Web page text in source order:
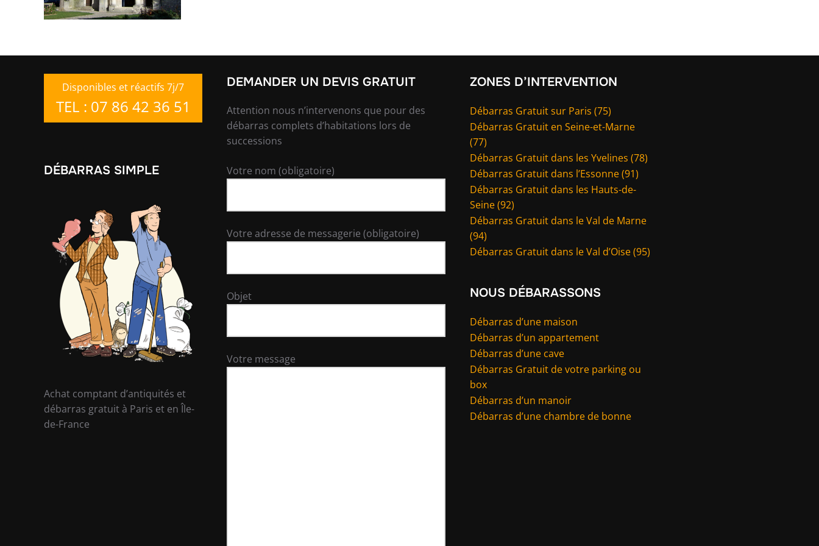
Disponibles et réactifs 7j/7
TEL : 07 86 42 36 51
DÉBARRAS SIMPLE
Achat comptant d’antiquités et
débarras gratuit à Paris et en Île-
de-France
DEMANDER UN DEVIS GRATUIT
Attention nous n’intervenons que pour des
débarras complets d’habitations lors de
successions
Votre nom (obligatoire)
Votre adresse de messagerie (obligatoire)
Objet
Votre message
ZONES D’INTERVENTION
Débarras Gratuit sur Paris (75)
Débarras Gratuit en Seine-et-Marne
(77)
Débarras Gratuit dans les Yvelines (78)
Débarras Gratuit dans l’Essonne (91)
Débarras Gratuit dans les Hauts-de-
Seine (92)
Débarras Gratuit dans le Val de Marne
(94)
Débarras Gratuit dans le Val d’Oise (95)
NOUS DÉBARASSONS
Débarras d’une maison
Débarras d’un appartement
Débarras d’une cave
Débarras Gratuit de votre parking ou
box
Débarras d’un manoir
Débarras d’une chambre de bonne